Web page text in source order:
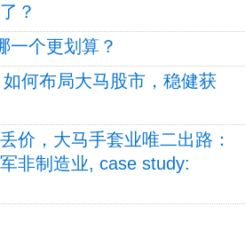
？
一个更划算？
何布局大马股市，稳健获
价，大马手套业唯二出路：
非制造业, case study: